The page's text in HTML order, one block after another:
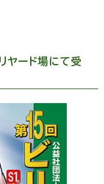
ヤード場にて受